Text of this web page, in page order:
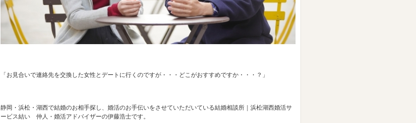
「お見合いで連絡先を交換した女性とデートに行くのですが・・・どこがおすすめですか・・・？」
静岡・浜松・湖西で結婚のお相手探し、婚活のお手伝いをさせていただいている結婚相談所｜浜松湖西婚活サ
ービス結い 仲人・婚活アドバイザーの伊藤浩士です。